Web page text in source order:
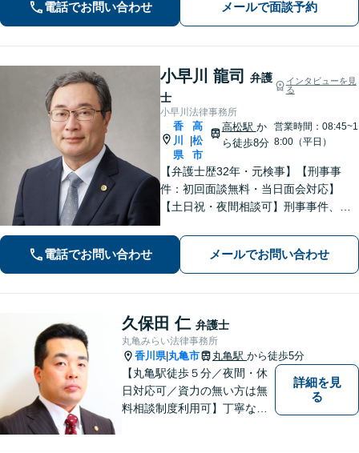
【栗林公園駅7分／駐車場あり】
電話でお問い合わせ メールで面談予約
小早川 龍司
弁護
士
インタビューを見
る
小早川法律事務所
香
川
県
高
松
市
高松駅 か
ら徒歩8分
営業時間：08:45~1
8:00（平日）
【弁護士歴32年・元検事】【刑事事
件：初回面談無料・当日面会対応】
【土日祝・夜間相談可】刑事事件、離
整理等。地域密着型で丁寧に対応しま
す。【高松駅徒歩10分】【所属弁護士3
名】
電話でお問い合わせ メールでお問い合わせ
久保田 仁 弁護士
丸亀みらい法律事務所
香川県| 丸亀市 丸亀駅 から徒歩5分
【丸亀駅徒歩５分／夜間・休
日対応可／資力の無い方は無
料相談制度利用可】丁寧な対
詳細を見
る